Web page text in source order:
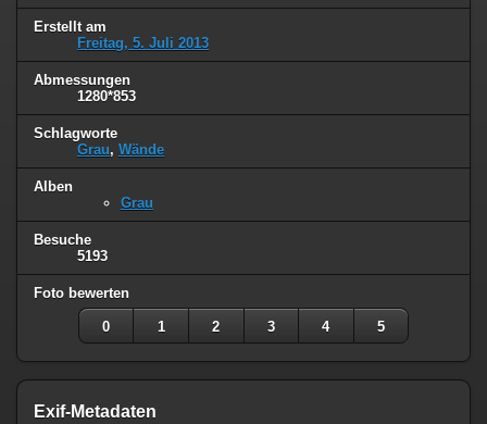
Erstellt am
Freitag, 5. Juli 2013
Abmessungen
1280*853
Schlagworte
Grau, Wände
Alben
Grau
Besuche
5193
Foto bewerten
0 1 2 3 4 5
Exif-Metadaten